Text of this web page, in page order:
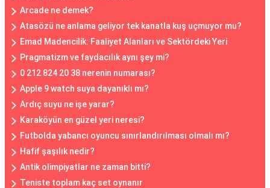
Arcade ne demek?
Atasözü ne anlama geliyor tek kanatla kuş uçmuyor mu?
Emad Madencilik: Faaliyet Alanları ve Sektördeki Yeri
Pragmatizm ve faydacılık aynı şey mi?
0 212 824 20 38 nerenin numarası?
Apple 9 watch suya dayanıklı mı?
Ardıç suyu ne işe yarar?
Karaköyün en güzel yeri neresi?
Futbolda yabancı oyuncu sınırlandırılması olmalı mı?
Hafif şaşılık nedir?
Antik olimpiyatlar ne zaman bitti?
Teniste toplam kaç set oynanır